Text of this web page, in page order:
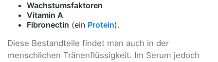
Wachstumsfaktoren
Vitamin A
Fibronectin (ein Protein).
Diese Bestandteile findet man auch in der
menschlichen Tränenflüssigkeit. Im Serum jedoch